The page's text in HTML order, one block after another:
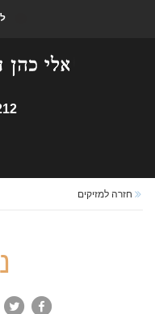
חזרה למזיקים